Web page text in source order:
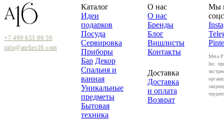
+7 499 653 99 59
info@atelier16.com
Каталог
Идеи
подарков
Посуда
Сервировка
Приборы
Бар Декор
Спальня и
ванная
Уникальные
предметы
Бытовая
техника
О нас
О нас
Бренды
Блог
Вишлисты
Контакты
Доставка
Доставка
и оплата
Возврат
Мы
Meta
Inc.